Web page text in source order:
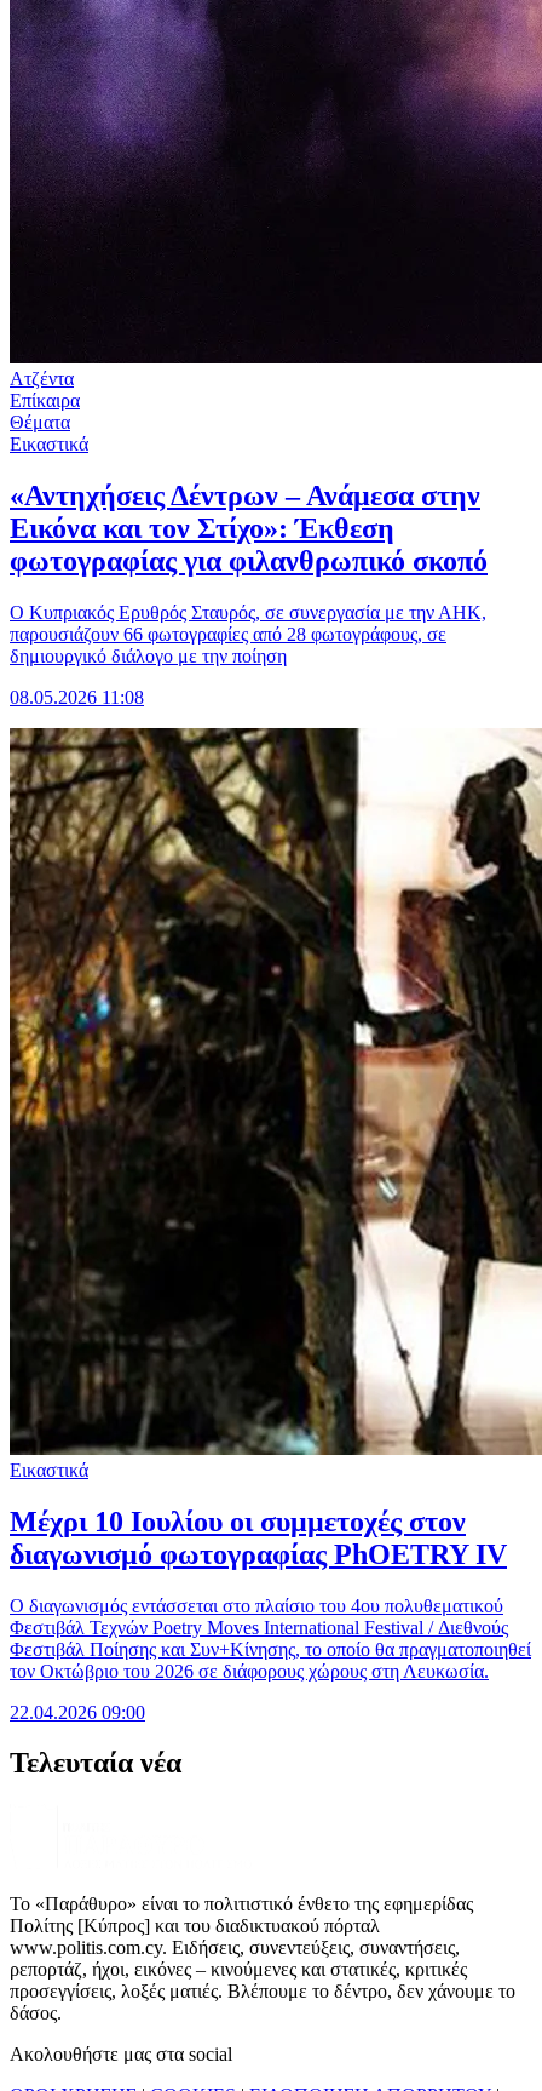
Ατζέντα
Επίκαιρα
Θέματα
Εικαστικά
«Αντηχήσεις Δέντρων – Ανάμεσα στην
Εικόνα και τον Στίχο»: Έκθεση
φωτογραφίας για φιλανθρωπικό σκοπό
Ο Κυπριακός Ερυθρός Σταυρός, σε συνεργασία με την ΑΗΚ,
παρουσιάζουν 66 φωτογραφίες από 28 φωτογράφους, σε
δημιουργικό διάλογο με την ποίηση
08.05.2026 11:08
Εικαστικά
Μέχρι 10 Ιουλίου οι συμμετοχές στον
διαγωνισμό φωτογραφίας PhOETRY IV
Ο διαγωνισμός εντάσσεται στο πλαίσιο του 4ου πολυθεματικού
Φεστιβάλ Τεχνών Poetry Moves International Festival / Διεθνούς
Φεστιβάλ Ποίησης και Συν+Κίνησης, το οποίο θα πραγματοποιηθεί
τον Οκτώβριο του 2026 σε διάφορους χώρους στη Λευκωσία.
22.04.2026 09:00
Τελευταία νέα
Το «Παράθυρο» είναι το πολιτιστικό ένθετο της εφημερίδας
Πολίτης [Κύπρος] και του διαδικτυακού πόρταλ
www.politis.com.cy. Ειδήσεις, συνεντεύξεις, συναντήσεις,
ρεπορτάζ, ήχοι, εικόνες – κινούμενες και στατικές, κριτικές
προσεγγίσεις, λοξές ματιές. Βλέπουμε το δέντρο, δεν χάνουμε το
δάσος.
Ακολουθήστε μας στα social